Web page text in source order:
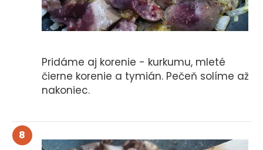
Pridáme aj korenie - kurkumu, mleté
čierne korenie a tymián. Pečeň solíme až
nakoniec.
8